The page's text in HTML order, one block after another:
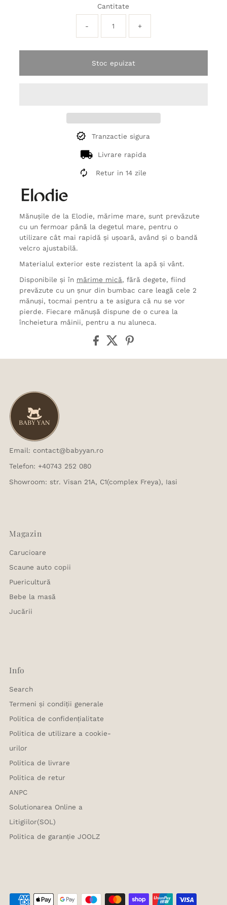
Cantitate
- +
Stoc epuizat
Tranzactie sigura
Livrare rapida
Retur in 14 zile
Mănușile de la Elodie, mărime mare, sunt prevăzute
cu un fermoar până la degetul mare, pentru o
utilizare cât mai rapidă și ușoară, având și o bandă
velcro ajustabilă.
Materialul exterior este rezistent la apă și vânt.
Disponibile și în mărime mică, fără degete, fiind
prevăzute cu un șnur din bumbac care leagă cele 2
mănuși, tocmai pentru a te asigura că nu se vor
pierde. Fiecare mănușă dispune de o curea la
încheietura mâinii, pentru a nu aluneca.
Email: contact@babyyan.ro
Telefon: +40743 252 080
Showroom: str. Visan 21A, C1(complex Freya), Iasi
Magazin
Carucioare
Scaune auto copii
Puericultură
Bebe la masă
Jucării
Info
Search
Termeni și condiții generale
Politica de confidențialitate
Politica de utilizare a cookie-
urilor
Politica de livrare
Politica de retur
ANPC
Solutionarea Online a
Litigiilor(SOL)
Politica de garanție JOOLZ